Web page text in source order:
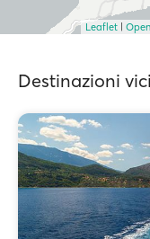
Leaflet
Destinazioni